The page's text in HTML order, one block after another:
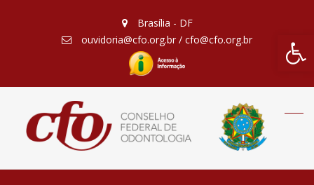
Barra
Brasília - DF
ouvidoria@cfo.org.br / cfo@cfo.org.br